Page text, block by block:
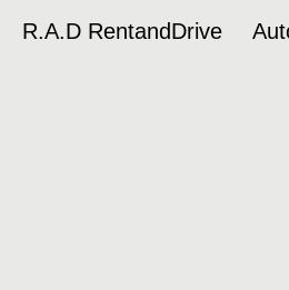
R.A.D RentandDrive